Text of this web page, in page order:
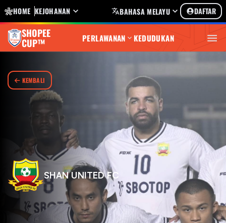
HOME KEJOHANAN BAHASA MELAYU DAFTAR
SHOPEE
CUP™ PERLAWANAN KEDUDUKAN
KEMBALI
SHAN UNITED FC